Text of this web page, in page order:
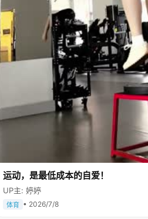
运动，是最低成本的自爱！
UP主: 婷婷
体育 • 2026/7/8